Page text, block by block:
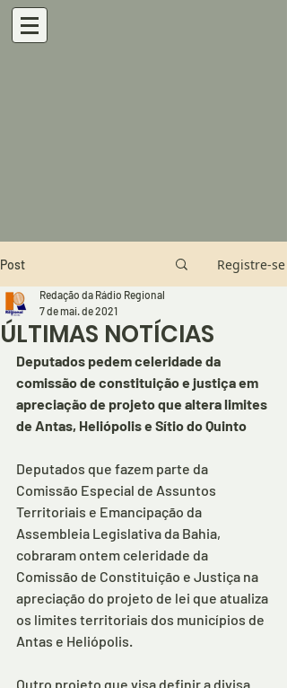
Post Registre-se
ÚLTIMAS NOTÍCIAS
Redação da Rádio Regional
7 de mai. de 2021
Deputados pedem celeridade da
comissão de constituição e justiça em
apreciação de projeto que altera limites
de Antas, Heliópolis e Sítio do Quinto
Deputados que fazem parte da
Comissão Especial de Assuntos
Territoriais e Emancipação da
Assembleia Legislativa da Bahia,
cobraram ontem celeridade da
Comissão de Constituição e Justiça na
apreciação do projeto de lei que atualiza
os limites territoriais dos municípios de
Antas e Heliópolis.
Outro projeto que visa definir a divisa